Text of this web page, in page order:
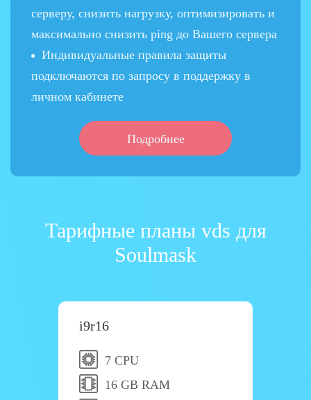
серверу, снизить нагрузку, оптимизировать и
максимально снизить ping до Вашего сервера
Индивидуальные правила защиты
подключаются по запросу в поддержку в
личном кабинете
Подробнее
Тарифные планы vds для
Soulmask
i9r16
7 CPU
16 GB RAM